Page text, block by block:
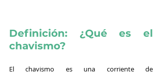
Definición: ¿Qué es el
chavismo?
El chavismo es una corriente de